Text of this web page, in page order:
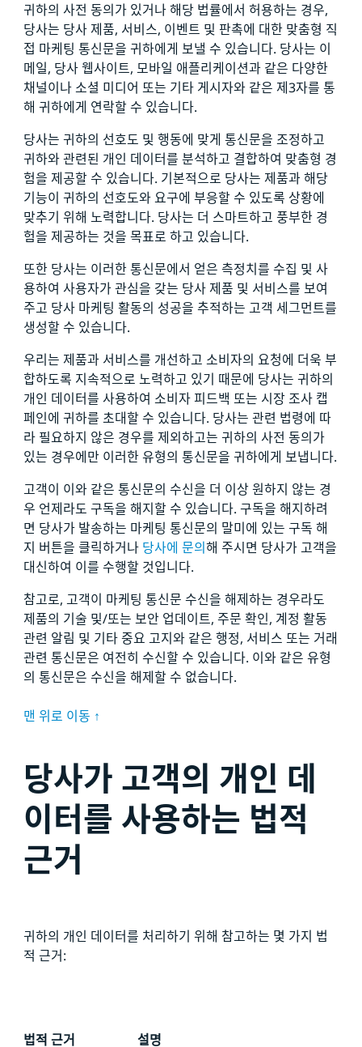
귀하의 사전 동의가 있거나 해당 법률에서 허용하는 경우,
당사는 당사 제품, 서비스, 이벤트 및 판촉에 대한 맞춤형 직
접 마케팅 통신문을 귀하에게 보낼 수 있습니다. 당사는 이
메일, 당사 웹사이트, 모바일 애플리케이션과 같은 다양한
채널이나 소셜 미디어 또는 기타 게시자와 같은 제3자를 통
해 귀하에게 연락할 수 있습니다.
당사는 귀하의 선호도 및 행동에 맞게 통신문을 조정하고
귀하와 관련된 개인 데이터를 분석하고 결합하여 맞춤형 경
험을 제공할 수 있습니다. 기본적으로 당사는 제품과 해당
기능이 귀하의 선호도와 요구에 부응할 수 있도록 상황에
맞추기 위해 노력합니다. 당사는 더 스마트하고 풍부한 경
험을 제공하는 것을 목표로 하고 있습니다.
또한 당사는 이러한 통신문에서 얻은 측정치를 수집 및 사
용하여 사용자가 관심을 갖는 당사 제품 및 서비스를 보여
주고 당사 마케팅 활동의 성공을 추적하는 고객 세그먼트를
생성할 수 있습니다.
우리는 제품과 서비스를 개선하고 소비자의 요청에 더욱 부
합하도록 지속적으로 노력하고 있기 때문에 당사는 귀하의
개인 데이터를 사용하여 소비자 피드백 또는 시장 조사 캡
페인에 귀하를 초대할 수 있습니다. 당사는 관련 법령에 따
라 필요하지 않은 경우를 제외하고는 귀하의 사전 동의가
있는 경우에만 이러한 유형의 통신문을 귀하에게 보냅니다.
고객이 이와 같은 통신문의 수신을 더 이상 원하지 않는 경
우 언제라도 구독을 해지할 수 있습니다. 구독을 해지하려
면 당사가 발송하는 마케팅 통신문의 말미에 있는 구독 해
지 버튼을 클릭하거나 당사에 문의해 주시면 당사가 고객을
대신하여 이를 수행할 것입니다.
참고로, 고객이 마케팅 통신문 수신을 해제하는 경우라도
제품의 기술 및/또는 보안 업데이트, 주문 확인, 계정 활동
관련 알림 및 기타 중요 고지와 같은 행정, 서비스 또는 거래
관련 통신문은 여전히 수신할 수 있습니다. 이와 같은 유형
의 통신문은 수신을 해제할 수 없습니다.
맨 위로 이동 ↑
당사가 고객의 개인 데
이터를 사용하는 법적
근거
귀하의 개인 데이터를 처리하기 위해 참고하는 몇 가지 법
적 근거:
법적 근거 설명